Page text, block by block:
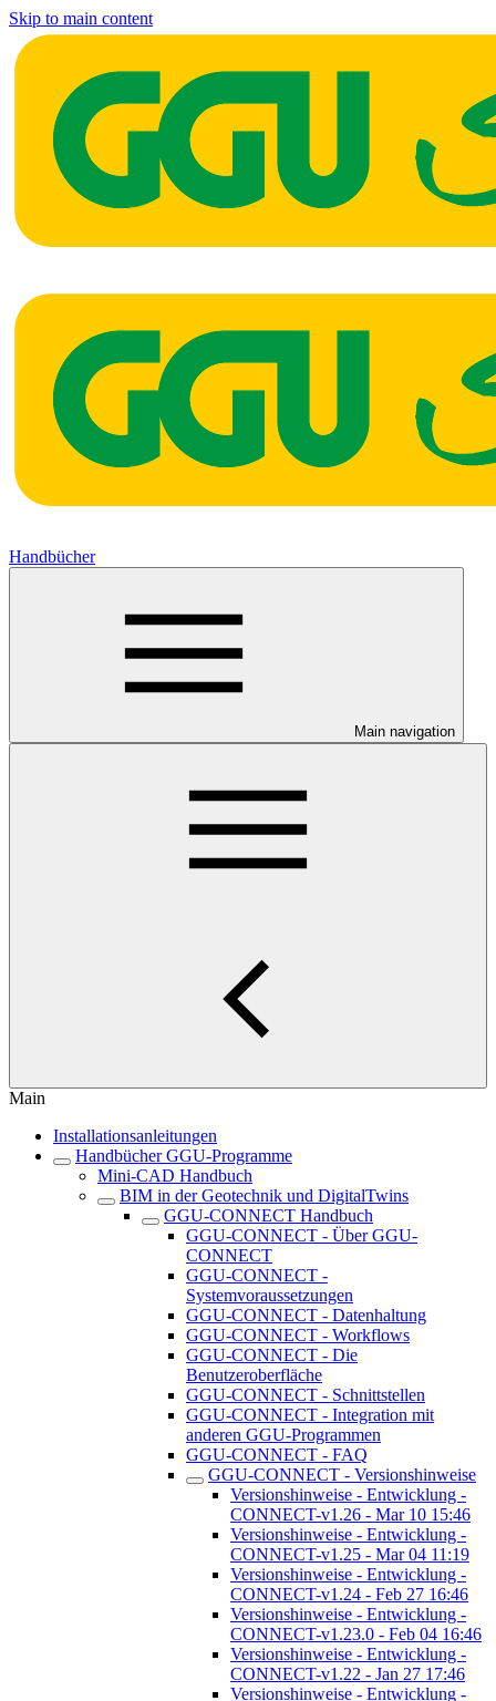
Skip to main content
Handbücher
Main navigation
Main
Installationsanleitungen
Handbücher GGU-Programme
Mini-CAD Handbuch
BIM in der Geotechnik und DigitalTwins
GGU-CONNECT Handbuch
GGU-CONNECT - Über GGU-
CONNECT
GGU-CONNECT -
Systemvoraussetzungen
GGU-CONNECT - Datenhaltung
GGU-CONNECT - Workflows
GGU-CONNECT - Die
Benutzeroberfläche
GGU-CONNECT - Schnittstellen
GGU-CONNECT - Integration mit
anderen GGU-Programmen
GGU-CONNECT - FAQ
GGU-CONNECT - Versionshinweise
Versionshinweise - Entwicklung -
CONNECT-v1.26 - Mar 10 15:46
Versionshinweise - Entwicklung -
CONNECT-v1.25 - Mar 04 11:19
Versionshinweise - Entwicklung -
CONNECT-v1.24 - Feb 27 16:46
Versionshinweise - Entwicklung -
CONNECT-v1.23.0 - Feb 04 16:46
Versionshinweise - Entwicklung -
CONNECT-v1.22 - Jan 27 17:46
Versionshinweise - Entwicklung -